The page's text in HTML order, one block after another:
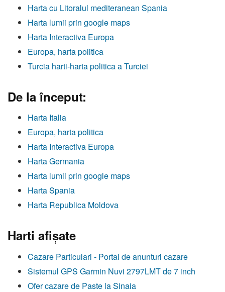
Harta cu Litoralul mediteranean Spania
Harta lumii prin google maps
Harta Interactiva Europa
Europa, harta politica
Turcia harti-harta politica a Turciei
De la început:
Harta Italia
Europa, harta politica
Harta Interactiva Europa
Harta Germania
Harta lumii prin google maps
Harta Spania
Harta Republica Moldova
Harti afişate
Cazare Particulari - Portal de anunturi cazare
Sistemul GPS Garmin Nuvi 2797LMT de 7 inch
Ofer cazare de Paste la Sinaia